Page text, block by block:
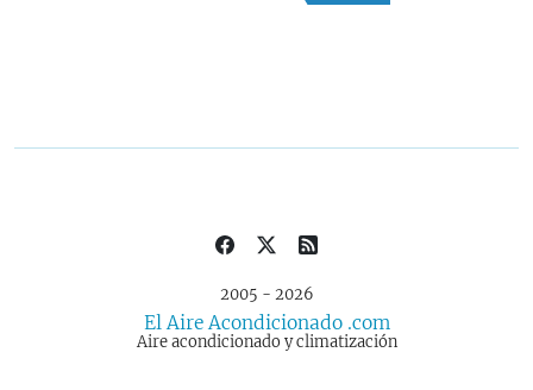
2005 - 2026
El Aire Acondicionado .com
Aire acondicionado y climatización